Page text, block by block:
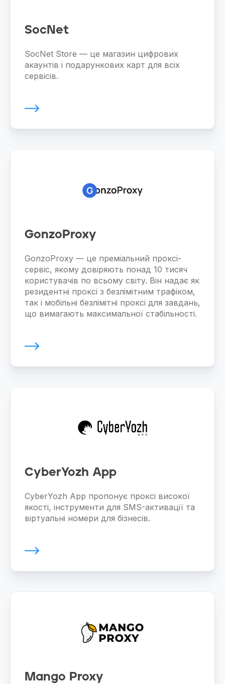
SocNet
SocNet Store — це магазин цифрових
акаунтів і подарункових карт для всіх
сервісів.
GonzoProxy
GonzoProxy — це преміальний проксі-
сервіс, якому довіряють понад 10 тисяч
користувачів по всьому світу. Він надає як
резидентні проксі з безлімітним трафіком,
так і мобільні безлімітні проксі для завдань,
що вимагають максимальної стабільності.
CyberYozh App
CyberYozh App пропонує проксі високої
якості, інструменти для SMS-активації та
віртуальні номери для бізнесів.
Mango Proxy